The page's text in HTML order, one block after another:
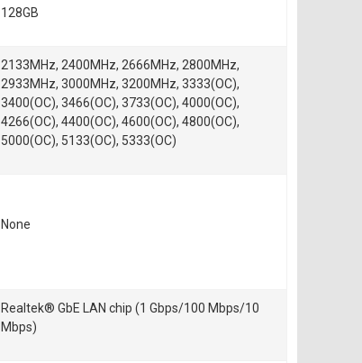
128GB
2133MHz, 2400MHz, 2666MHz, 2800MHz,
2933MHz, 3000MHz, 3200MHz, 3333(OC),
3400(OC), 3466(OC), 3733(OC), 4000(OC),
4266(OC), 4400(OC), 4600(OC), 4800(OC),
5000(OC), 5133(OC), 5333(OC)
None
Realtek® GbE LAN chip (1 Gbps/100 Mbps/10
Mbps)